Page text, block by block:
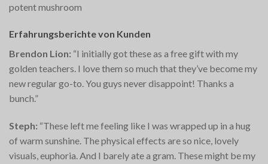
potent mushroom​
Erfahrungsberichte von Kunden
Brendon Lion: “I initially got these as a free gift with my
golden teachers. I love them so much that they’ve become my
new regular go-to. You guys never disappoint! Thanks a
bunch.”
Steph: “These left me feeling like I was wrapped up in a hug
of warm sunshine. The physical effects are so nice, lovely
visuals, euphoria. And I barely ate a gram. These might be my